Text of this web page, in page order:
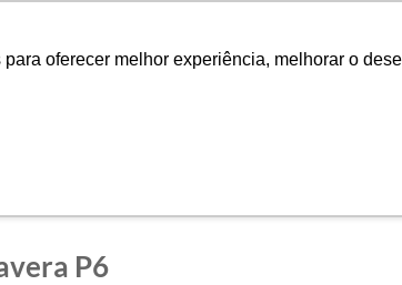
oferecer melhor experiência, melhorar o
MAIS INFORMAÇÕES
P6